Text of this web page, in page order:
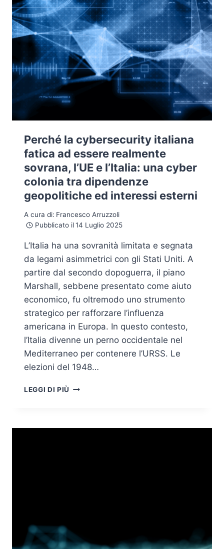
Perché la cybersecurity italiana
fatica ad essere realmente
sovrana, l’UE e l’Italia: una cyber
colonia tra dipendenze
geopolitiche ed interessi esterni
A cura di: Francesco Arruzzoli
Pubblicato il 14 Luglio 2025
L’Italia ha una sovranità limitata e segnata
da legami asimmetrici con gli Stati Uniti. A
partire dal secondo dopoguerra, il piano
Marshall, sebbene presentato come aiuto
economico, fu oltremodo uno strumento
strategico per rafforzare l’influenza
americana in Europa. In questo contesto,
l’Italia divenne un perno occidentale nel
Mediterraneo per contenere l’URSS. Le
elezioni del 1948…
LEGGI DI PIÙ PERCHÉ
FATICA
COLONIA
TRA